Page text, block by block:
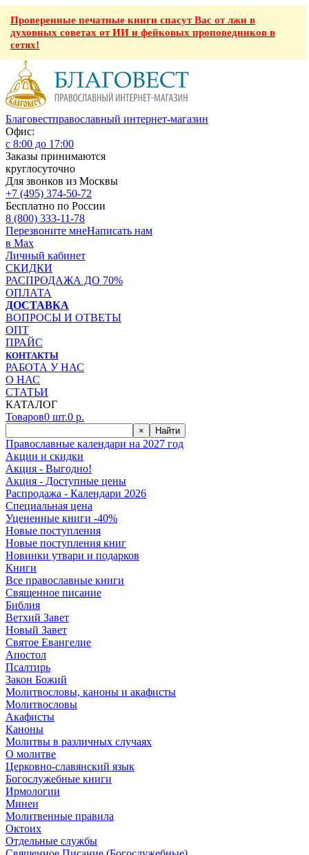
Проверенные печатные книги спасут Вас от лжи в
духовных советах от ИИ и фейковых проповедников в
сетях!
Благовестправославный интернет-магазин
Офис:
с 8:00 до 17:00
Заказы принимаются
круглосуточно
Для звонков из Москвы
+7 (495) 374-50-72
Бесплатно по России
8 (800) 333-11-78
Перезвоните мнеНаписать нам
в Max
Личный кабинет
СКИДКИ
РАСПРОДАЖА ДО 70%
ОПЛАТА
ДОСТАВКА
ВОПРОСЫ И ОТВЕТЫ
ОПТ
ПРАЙС
КОНТАКТЫ
РАБОТА У НАС
О НАС
СТАТЬИ
КАТАЛОГ
Товаров0 шт.0 р.
× Найти
Православные календари на 2027 год
Акции и скидки
Акция - Выгодно!
Акция - Доступные цены
Распродажа - Календари 2026
Специальная цена
Уцененные книги -40%
Новые поступления
Новые поступления книг
Новинки утвари и подарков
Книги
Все православные книги
Священное писание
Библия
Ветхий Завет
Новый Завет
Святое Евангелие
Апостол
Псалтирь
Закон Божий
Молитвословы, каноны и акафисты
Молитвословы
Акафисты
Каноны
Молитвы в различных случаях
О молитве
Церковно-славянский язык
Богослужебные книги
Ирмологии
Минеи
Молитвенные правила
Октоих
Отдельные службы